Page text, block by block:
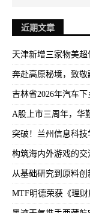
近期文章
天津新增三家物美
奔赴高原秘境，致
吉林省2026年汽车
A股上市三周年，华
突破！兰州信息科技
构筑海内外游戏的
从基础研究到原料
MTF明德荣获《理